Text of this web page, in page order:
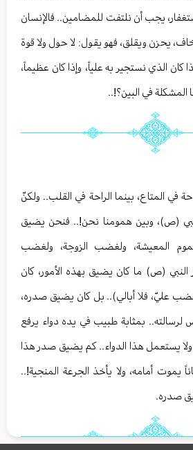
يجب أن نلتفت للمضامين.. فالإنسان
يحزن ويقلق، فهو يقول: لا حول ولا قوة
كان الذي نستجير به علياً، وإذا كان عظيماً،
المشكلة في البين؟!..
في المتاع، بينما الراحة في القلب.. ولكنّ
(ص)، وبين همومنا نحن!.. فنحن يضيق
المعيشة، ولغضب الزوجة، ولغضب
النبي (ص) ما كان يضيق بهذه الأمور، كان
عليّ، فلا أبالي).. بل كان يضيق صدره،
لرسالته.. بمثابة طبيب في يده دواء يرفع
يستعمل هذا الدواء.. كم يضيق صدر هذا
يموت أمامه، ولا يأخذ الجرعة المنجية!..
صدره.